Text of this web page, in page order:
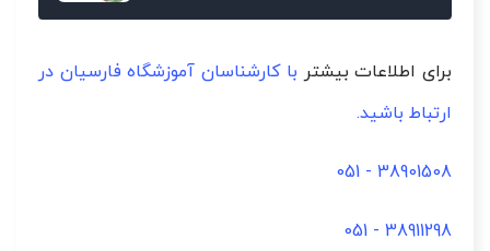
برای اطلاعات بیشتر با کارشناسان آموزشگاه فارسیان در
ارتباط باشید.
38901508 - 051
38911298 - 051